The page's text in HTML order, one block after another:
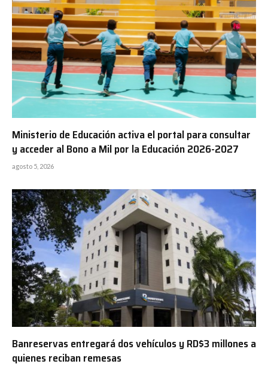
Ministerio de Educación activa el portal para consultar
y acceder al Bono a Mil por la Educación 2026-2027
agosto 5, 2026
Banreservas entregará dos vehículos y RD$3 millones a
quienes reciban remesas